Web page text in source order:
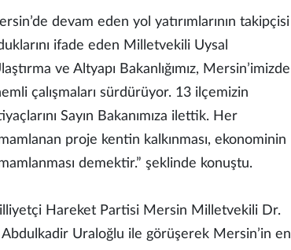
devam eden yol yatırımlarının takipçisi
ifade eden Milletvekili Uysal
ve Altyapı Bakanlığımız, Mersin’imizde
çalışmaları sürdürüyor. 13 ilçemizin
Sayın Bakanımıza ilettik. Her
proje kentin kalkınması, ekonominin
demektir.” şeklinde konuştu.
Hareket Partisi Mersin Milletvekili Dr.
Abdulkadir Uraloğlu ile görüşerek Mersin’in en